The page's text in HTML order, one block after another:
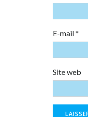
E-mail*
Site web